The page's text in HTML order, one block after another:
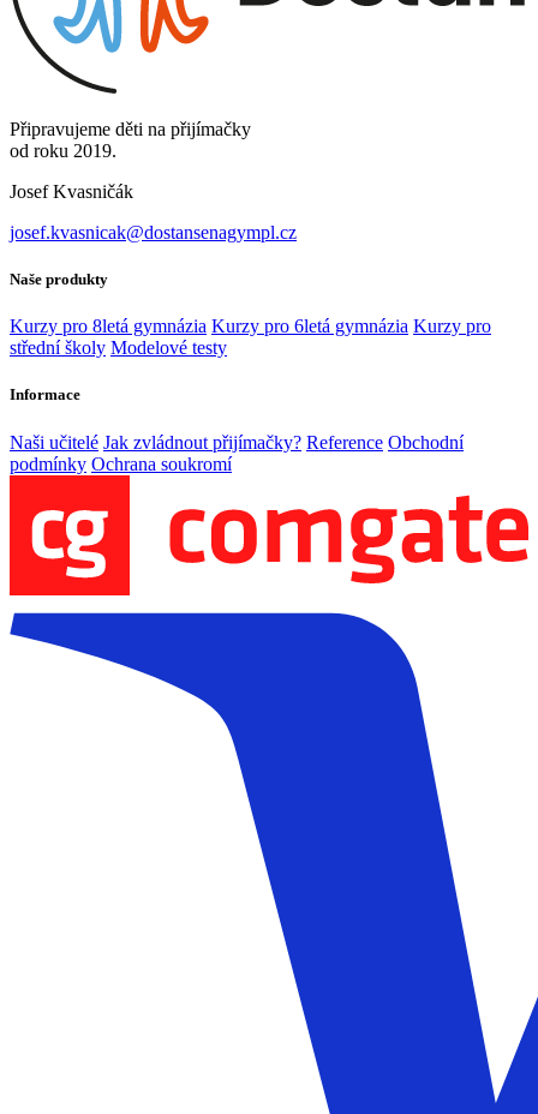
Připravujeme děti na přijímačky
od roku 2019.
Josef Kvasničák
josef.kvasnicak@dostansenagympl.cz
Naše produkty
Kurzy pro 8letá gymnázia Kurzy pro 6letá gymnázia Kurzy pro
střední školy Modelové testy
Informace
Naši učitelé Jak zvládnout přijímačky? Reference Obchodní
podmínky Ochrana soukromí